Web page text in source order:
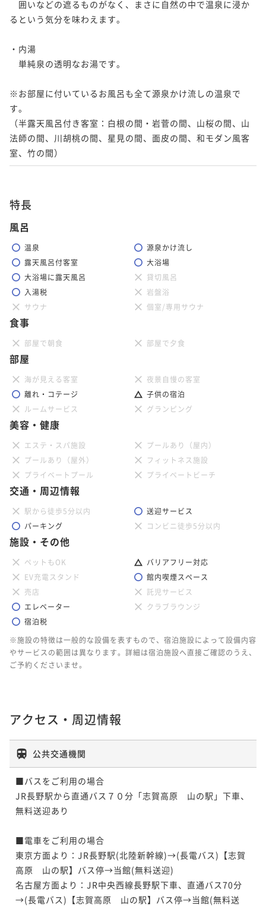
囲いなどの遮るものがなく、まさに自然の中で温泉に浸か
るという気分を味わえます。
・内湯
単純泉の透明なお湯です。
※お部屋に付いているお風呂も全て源泉かけ流しの温泉で
す。
（半露天風呂付き客室：白根の間・岩菅の間、山桜の間、山
法師の間、川胡桃の間、星見の間、面皮の間、和モダン風客
室、竹の間）
特長
風呂
温泉
源泉かけ流し
露天風呂付客室
大浴場
大浴場に露天風呂
貸切風呂
入湯税
岩盤浴
サウナ
個室/専用サウナ
食事
部屋で朝食 部屋で夕食
部屋
海が見える客室
夜景自慢の客室
離れ・コテージ
子供の宿泊
ルームサービス
グランピング
美容・健康
エステ・スパ施設
プールあり（屋内）
プールあり（屋外）
フィットネス施設
プライベートプール
プライベートビーチ
交通・周辺情報
駅から徒歩5分以内
送迎サービス
パーキング
コンビニ徒歩5分以内
施設・その他
ペットもOK
バリアフリー対応
EV充電スタンド
館内喫煙スペース
売店
託児サービス
エレベーター
クラブラウンジ
宿泊税
※施設の特徴は一般的な設備を表すもので、宿泊施設によって設備内容
やサービスの範囲は異なります。詳細は宿泊施設へ直接ご確認のうえ、
ご予約くださいませ。
アクセス・周辺情報
公共交通機関
■バスをご利用の場合
JR長野駅から直通バス７０分「志賀高原　山の駅」下車、
無料送迎あり
■電車をご利用の場合
東京方面より：JR長野駅(北陸新幹線)→(長電バス)【志賀
高原　山の駅】バス停→当館(無料送迎)
名古屋方面より：JR中央西線長野駅下車、直通バス70分
→(長電バス)【志賀高原　山の駅】バス停→当館(無料送